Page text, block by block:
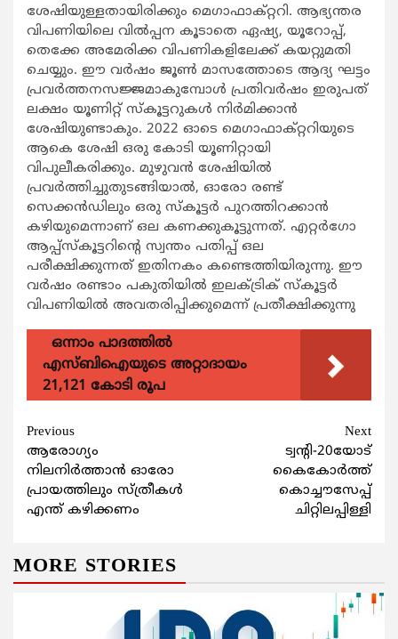
ശേഷിയുള്ളതായിരിക്കും മെഗാഫാക്റ്ററി. ആഭ്യന്തര
വിപണിയിലെ വില്‍പ്പന കൂടാതെ ഏഷ്യ, യൂറോപ്പ്,
തെക്കേ അമേരിക്ക വിപണികളിലേക്ക് കയറ്റുമതി
ചെയ്യും. ഈ വര്‍ഷം ജൂണ്‍ മാസത്തോടെ ആദ്യ ഘട്ടം
പ്രവര്‍ത്തനസജ്ജമാകുമ്പോള്‍ പ്രതിവര്‍ഷം ഇരുപത്
ലക്ഷം യൂണിറ്റ് സ്‌കൂട്ടറുകള്‍ നിര്‍മിക്കാന്‍
ശേഷിയുണ്ടാകും. 2022 ഓടെ മെഗാഫാക്റ്ററിയുടെ
ആകെ ശേഷി ഒരു കോടി യൂണിറ്റായി
വിപുലീകരിക്കും. മുഴുവന്‍ ശേഷിയില്‍
പ്രവര്‍ത്തിച്ചുതുടങ്ങിയാല്‍, ഓരോ രണ്ട്
സെക്കന്‍ഡിലും ഒരു സ്‌കൂട്ടര്‍ പുറത്തിറക്കാന്‍
കഴിയുമെന്നാണ് ഒല കണക്കുകൂട്ടുന്നത്. എറ്റര്‍ഗോ
ആപ്പ്‌സ്‌കൂട്ടറിന്റെ സ്വന്തം പതിപ്പ് ഒല
പരീക്ഷിക്കുന്നത് ഇതിനകം കണ്ടെത്തിയിരുന്നു. ഈ
വര്‍ഷം രണ്ടാം പകുതിയില്‍ ഇലക്ട്രിക് സ്‌കൂട്ടര്‍
വിപണിയില്‍ അവതരിപ്പിക്കുമെന്ന് പ്രതീക്ഷിക്കുന്നു
ഒന്നാം പാദത്തിൽ
എസ്ബിഐയുടെ അറ്റാദായം
21,121 കോടി രൂപ
Continue
Reading
Previous
ആരോഗ്യം
നിലനിര്‍ത്താന്‍ ഓരോ
പ്രായത്തിലും സ്ത്രീകള്‍
എന്ത് കഴിക്കണം
Next
ട്വന്‍റി-20യോട്
കൈകോര്‍ത്ത്
കൊച്ചൗസേപ്പ്
ചിറ്റിലപ്പിള്ളി
MORE STORIES